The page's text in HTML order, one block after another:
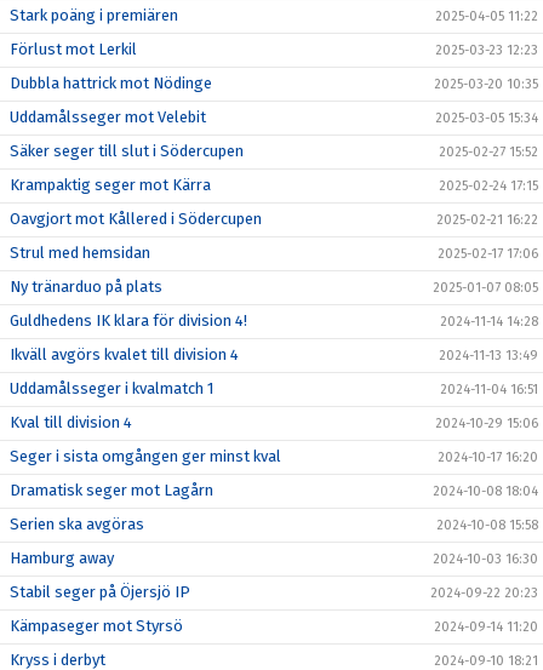
Stark poäng i premiären 2025-04-05 11:22
Förlust mot Lerkil 2025-03-23 12:23
Dubbla hattrick mot Nödinge 2025-03-20 10:35
Uddamålsseger mot Velebit 2025-03-05 15:34
Säker seger till slut i Södercupen 2025-02-27 15:52
Krampaktig seger mot Kärra 2025-02-24 17:15
Oavgjort mot Kållered i Södercupen 2025-02-21 16:22
Strul med hemsidan 2025-02-17 17:06
Ny tränarduo på plats 2025-01-07 08:05
Guldhedens IK klara för division 4! 2024-11-14 14:28
Ikväll avgörs kvalet till division 4 2024-11-13 13:49
Uddamålsseger i kvalmatch 1 2024-11-04 16:51
Kval till division 4 2024-10-29 15:06
Seger i sista omgången ger minst kval 2024-10-17 16:20
Dramatisk seger mot Lagårn 2024-10-08 18:04
Serien ska avgöras 2024-10-08 15:58
Hamburg away 2024-10-03 16:30
Stabil seger på Öjersjö IP 2024-09-22 20:23
Kämpaseger mot Styrsö 2024-09-14 11:20
Kryss i derbyt 2024-09-10 18:21